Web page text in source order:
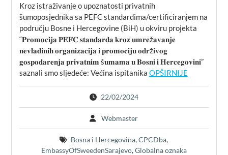
Kroz istraživanje o upoznatosti privatnih
šumoposjednika sa PEFC standardima/certificiranjem na
području Bosne i Hercegovine (BiH) u okviru projekta
“𝐏𝐫𝐨𝐦𝐨𝐜𝐢𝐣𝐚 𝐏𝐄𝐅𝐂 𝐬𝐭𝐚𝐧𝐝𝐚𝐫𝐝𝐚 𝐤𝐫𝐨𝐳 𝐮𝐦𝐫𝐞ž𝐚𝐯𝐚𝐧𝐣𝐞
𝐧𝐞𝐯𝐥𝐚𝐝𝐢𝐧𝐢𝐡 𝐨𝐫𝐠𝐚𝐧𝐢𝐳𝐚𝐜𝐢𝐣𝐚 𝐢 𝐩𝐫𝐨𝐦𝐨𝐜𝐢𝐣𝐮 𝐨𝐝𝐫ž𝐢𝐯𝐨𝐠
𝐠𝐨𝐬𝐩𝐨𝐝𝐚𝐫𝐞𝐧𝐣𝐚 𝐩𝐫𝐢𝐯𝐚𝐭𝐧𝐢𝐦 š𝐮𝐦𝐚𝐦𝐚 𝐮 𝐁𝐨𝐬𝐧𝐢 𝐢 𝐇𝐞𝐫𝐜𝐞𝐠𝐨𝐯𝐢𝐧𝐢”
saznali smo sljedeće: Većina ispitanika OPŠIRNIJE
22/02/2024
Webmaster
Bosna i Hercegovina,CPCDba,
EmbassyOfSweedenSarajevo,Globalna oznaka